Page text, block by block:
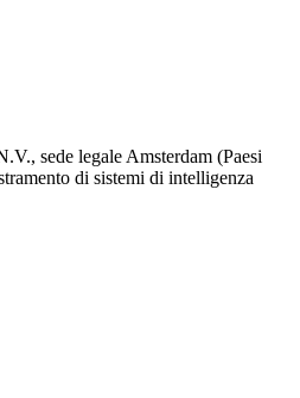
sede legale Amsterdam (Paesi
di sistemi di intelligenza